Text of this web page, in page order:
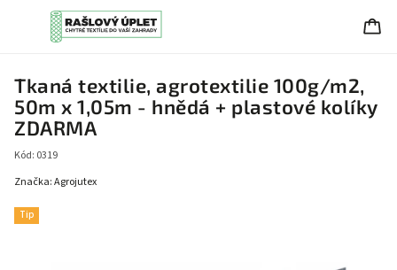
Tkaná textilie, agrotextilie 100g/m2,
50m x 1,05m - hnědá + plastové kolíky
ZDARMA
Kód: 0319
Tip
Značka:Agrojutex